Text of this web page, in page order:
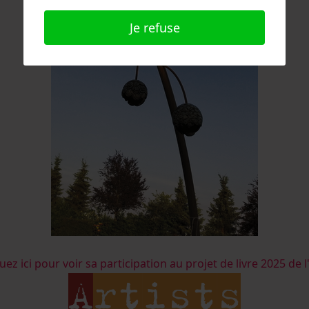
ici pour voir sa participation au projet de livre 2025 de
Je refuse